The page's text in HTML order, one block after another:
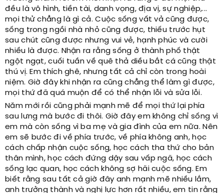
đều là vô hình, tiền tài, danh vọng, địa vị, sự nghiệp,...
mọi thử chẳng là gì cả. Cuộc sống vất vả cũng được,
sống trong ngồi nhà nhỏ cũng được, thiếu trước hụt
sau chút cũng được nhưng vui vẻ, hạnh phúc và cười
nhiều là được. Nhận ra rằng sống ở thành phố thật
ngột ngạt, cuối tuần về quê thả diều bắt cá cũng thật
thú vị. Em thích ghê, nhưng tất cả chỉ còn trong hoài
niệm. Giờ đây khi nhận ra cũng chẳng thể làm gì được,
mọi thứ đã quá muộn để có thể nhận lỗi và sửa lỗi.
Năm mới rồi cũng phải mạnh mẽ để mọi thứ lại phía
sau lưng mà bước đi thôi. Giờ đây em không chỉ sống vì
em mà còn sống vì ba mẹ và gia đình của em nữa. Nên
em sẽ bước đi về phía trước, về phía không anh, học
cách chấp nhận cuộc sống, học cách tha thứ cho bản
thân mình, học cách đứng dậy sau vấp ngã, học cách
sống lạc quan, học cách không sợ hãi cuộc sống. Em
biết rằng sau tất cả giờ đây anh mạnh mẽ nhiều lắm,
anh trưởng thành và nghị lực hơn rất nhiều, em tin rằng